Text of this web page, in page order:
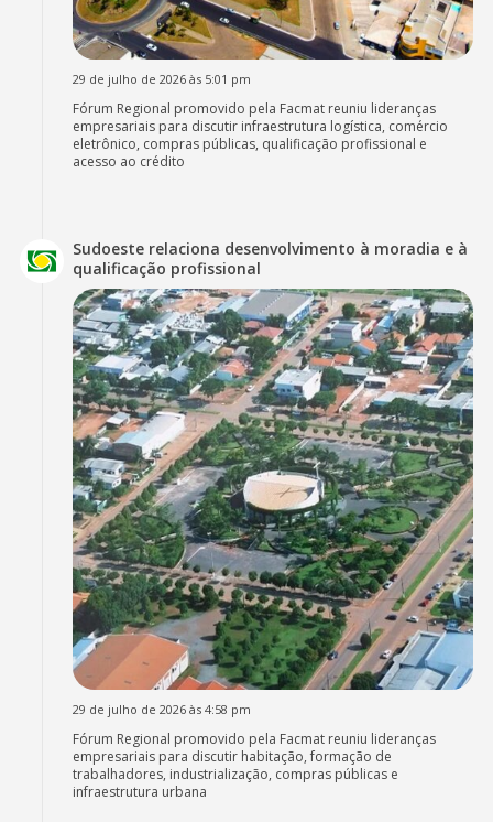
29 de julho de 2026 às 5:01 pm
Fórum Regional promovido pela Facmat reuniu lideranças
empresariais para discutir infraestrutura logística, comércio
eletrônico, compras públicas, qualificação profissional e
acesso ao crédito
Sudoeste relaciona desenvolvimento à moradia e à
qualificação profissional
29 de julho de 2026 às 4:58 pm
Fórum Regional promovido pela Facmat reuniu lideranças
empresariais para discutir habitação, formação de
trabalhadores, industrialização, compras públicas e
infraestrutura urbana